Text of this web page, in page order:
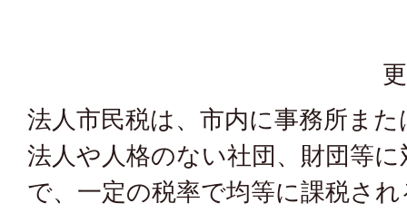
法人市民税は、市内に事務所ま
法人や人格のない社団、財団等
で、一定の税率で均等に課税さ